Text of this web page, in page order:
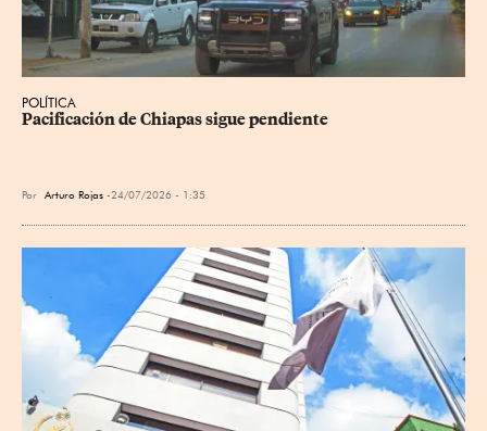
POLÍTICA
Pacificación de Chiapas sigue pendiente
Por Arturo Rojas 24/07/2026 - 1:35